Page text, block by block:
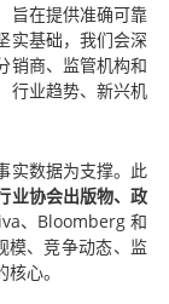
旨在提供准确可靠
基础，我们会深
销商、监管机构和
行业趋势、新兴机
实数据为支撑。此
业协会出版物、政
、Bloomberg 和
模、竞争动态、监
心。